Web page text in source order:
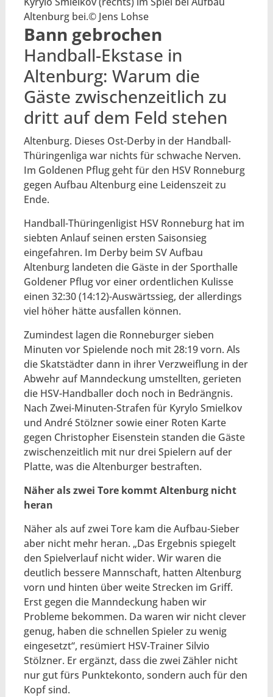
Altenburg bei.© Jens Lohse
Bann gebrochen
Handball-Ekstase in
Altenburg: Warum die
Gäste zwischenzeitlich zu
dritt auf dem Feld stehen
Altenburg. Dieses Ost-Derby in der Handball-
Thüringenliga war nichts für schwache Nerven.
Im Goldenen Pflug geht für den HSV Ronneburg
gegen Aufbau Altenburg eine Leidenszeit zu
Ende.
Handball-Thüringenligist HSV Ronneburg hat im
siebten Anlauf seinen ersten Saisonsieg
eingefahren. Im Derby beim SV Aufbau
Altenburg landeten die Gäste in der Sporthalle
Goldener Pflug vor einer ordentlichen Kulisse
einen 32:30 (14:12)-Auswärtssieg, der allerdings
viel höher hätte ausfallen können.
Zumindest lagen die Ronneburger sieben
Minuten vor Spielende noch mit 28:19 vorn. Als
die Skatstädter dann in ihrer Verzweiflung in der
Abwehr auf Manndeckung umstellten, gerieten
die HSV-Handballer doch noch in Bedrängnis.
Nach Zwei-Minuten-Strafen für Kyrylo Smielkov
und André Stölzner sowie einer Roten Karte
gegen Christopher Eisenstein standen die Gäste
zwischenzeitlich mit nur drei Spielern auf der
Platte, was die Altenburger bestraften.
Näher als zwei Tore kommt Altenburg nicht
heran
Näher als auf zwei Tore kam die Aufbau-Sieber
aber nicht mehr heran. „Das Ergebnis spiegelt
den Spielverlauf nicht wider. Wir waren die
deutlich bessere Mannschaft, hatten Altenburg
vorn und hinten über weite Strecken im Griff.
Erst gegen die Manndeckung haben wir
Probleme bekommen. Da waren wir nicht clever
genug, haben die schnellen Spieler zu wenig
eingesetzt“, resümiert HSV-Trainer Silvio
Stölzner. Er ergänzt, dass die zwei Zähler nicht
nur gut fürs Punktekonto, sondern auch für den
Kopf sind.